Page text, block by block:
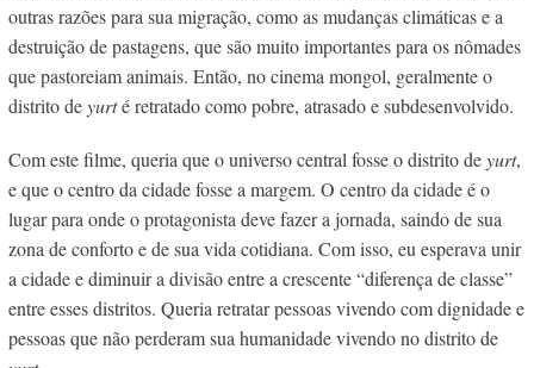
outras razões para sua migração, como as mudanças climáticas e a
destruição de pastagens, que são muito importantes para os nômades
que pastoreiam animais. Então, no cinema mongol, geralmente o
distrito deyurté retratado como pobre, atrasado e subdesenvolvido.
Com este filme, queria que o universo central fosse o distrito deyurt,
e que o centro da cidade fosse a margem. O centro da cidade é o
lugar para onde o protagonista deve fazer a jornada, saindo de sua
zona de conforto e de sua vida cotidiana. Com isso, eu esperava unir
a cidade e diminuir a divisão entre a crescente “diferença de classe”
entre esses distritos. Queria retratar pessoas vivendo com dignidade e
pessoas que não perderam sua humanidade vivendo no distrito de